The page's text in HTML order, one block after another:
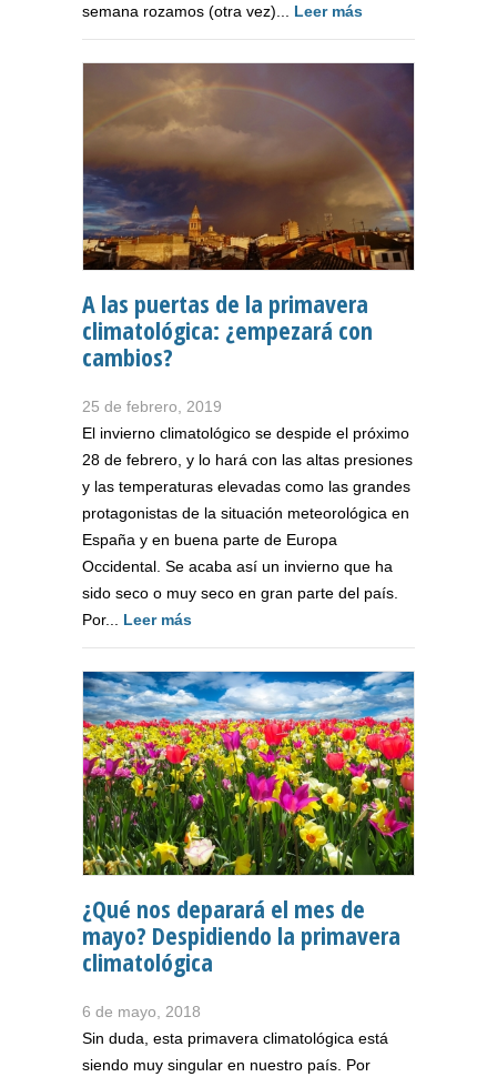
semana rozamos (otra vez)... Leer más
A las puertas de la primavera
climatológica: ¿empezará con
cambios?
25 de febrero, 2019
El invierno climatológico se despide el próximo
28 de febrero, y lo hará con las altas presiones
y las temperaturas elevadas como las grandes
protagonistas de la situación meteorológica en
España y en buena parte de Europa
Occidental. Se acaba así un invierno que ha
sido seco o muy seco en gran parte del país.
Por... Leer más
¿Qué nos deparará el mes de
mayo? Despidiendo la primavera
climatológica
6 de mayo, 2018
Sin duda, esta primavera climatológica está
siendo muy singular en nuestro país. Por